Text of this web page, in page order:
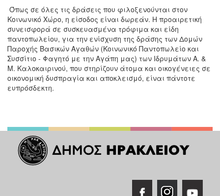
Όπως σε όλες τις δράσεις που φιλοξενούνται στον
Κοινωνικό Χώρο, η είσοδος είναι δωρεάν. Η προαιρετική
συνεισφορά σε συσκευασμένα τρόφιμα και είδη
παντοπωλείου, για την ενίσχυση της δράσης των Δομών
Παροχής Βασικών Αγαθών (Κοινωνικό Παντοπωλείο και
Συσσίτιο - Φαγητό με την Αγάπη μας) των Ιδρυμάτων Α. &
Μ. Καλοκαιρινού, που στηρίζουν άτομα και οικογένειες σε
οικονομική δυσπραγία και αποκλεισμό, είναι πάντοτε
ευπρόσδεκτη.